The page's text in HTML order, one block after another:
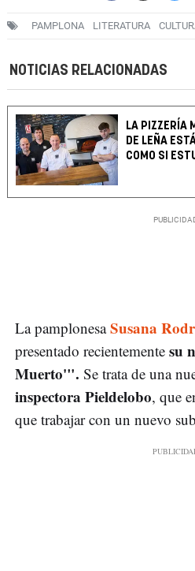
PAMPLONA LITERATURA
NOTICIAS RELACIONADAS
LA PIZZERÍA
DE LEÑA
COMO SI
La pamplonesaSusana
presentado recientemente su
Muerto'". Se trata de una
inspectora Pieldelobo, que
que trabajar con un nuevo